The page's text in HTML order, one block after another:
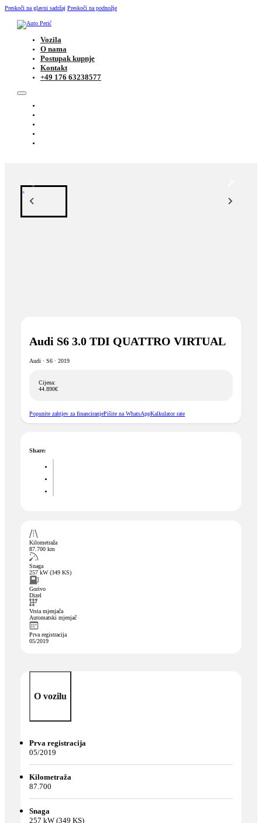
Preskoči na glavni sadržaj Preskoči na podnožje
Vozila
O nama
Postupak kupnje
Kontakt
+49 176 63238577
Audi S6 3.0 TDI QUATTRO VIRTUAL
Audi ∙ S6 ∙ 2019
Cijena:
44.890€
Popunite zahtjev za financiranjePišite na WhatsAppKalkulator rate
Kilometraža
87.700 km
Snaga
257 kW (349 KS)
Gorivo
Dizel
Vrsta mjenjača
Automatski mjenjač
Prva registracija
05/2019
Share:
O vozilu
Prva registracija
05/2019
Kilometraža
87.700
Snaga
257 kW (349 KS)